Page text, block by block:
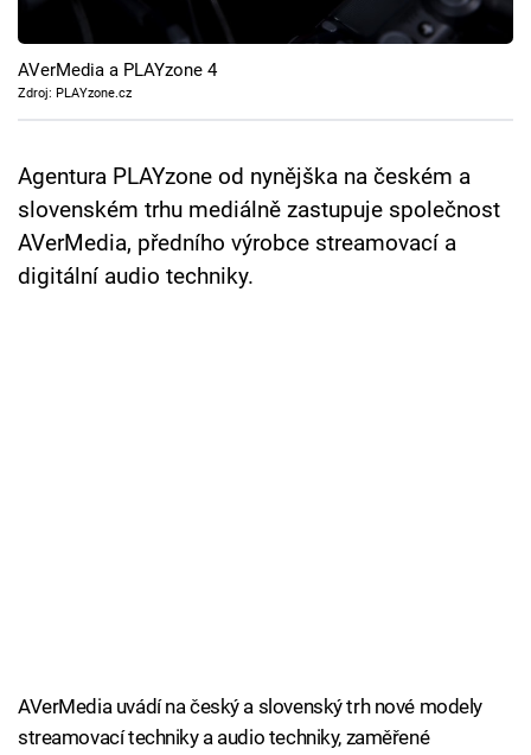
Pořady
Sledujte prima+
Přihlášení
AVerMedia a PLAYzone 4
Zdroj: PLAYzone.cz
Agentura PLAYzone od nynějška na českém a
slovenském trhu mediálně zastupuje společnost
AVerMedia, předního výrobce streamovací a
digitální audio techniky.
AVerMedia uvádí na český a slovenský trh nové modely
streamovací techniky a audio techniky, zaměřené